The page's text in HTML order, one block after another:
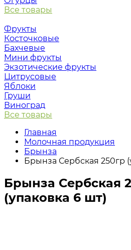
Все товары
Фрукты
Косточковые
Бахчевые
Мини фрукты
Экзотические фрукты
Цитрусовые
Яблоки
Груши
Виноград
Все товары
Главная
Молочная продукция
Брынза
Брынза Сербская 250гр
Брынза Сербская
(упаковка 6 шт)